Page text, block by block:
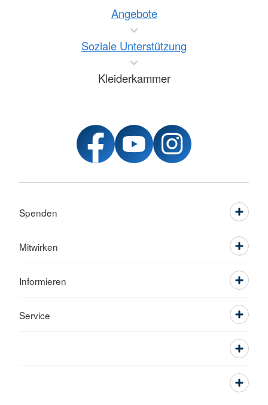
Angebote
Soziale Unterstützung
Kleiderkammer
Spenden
Mitwirken
Informieren
Service